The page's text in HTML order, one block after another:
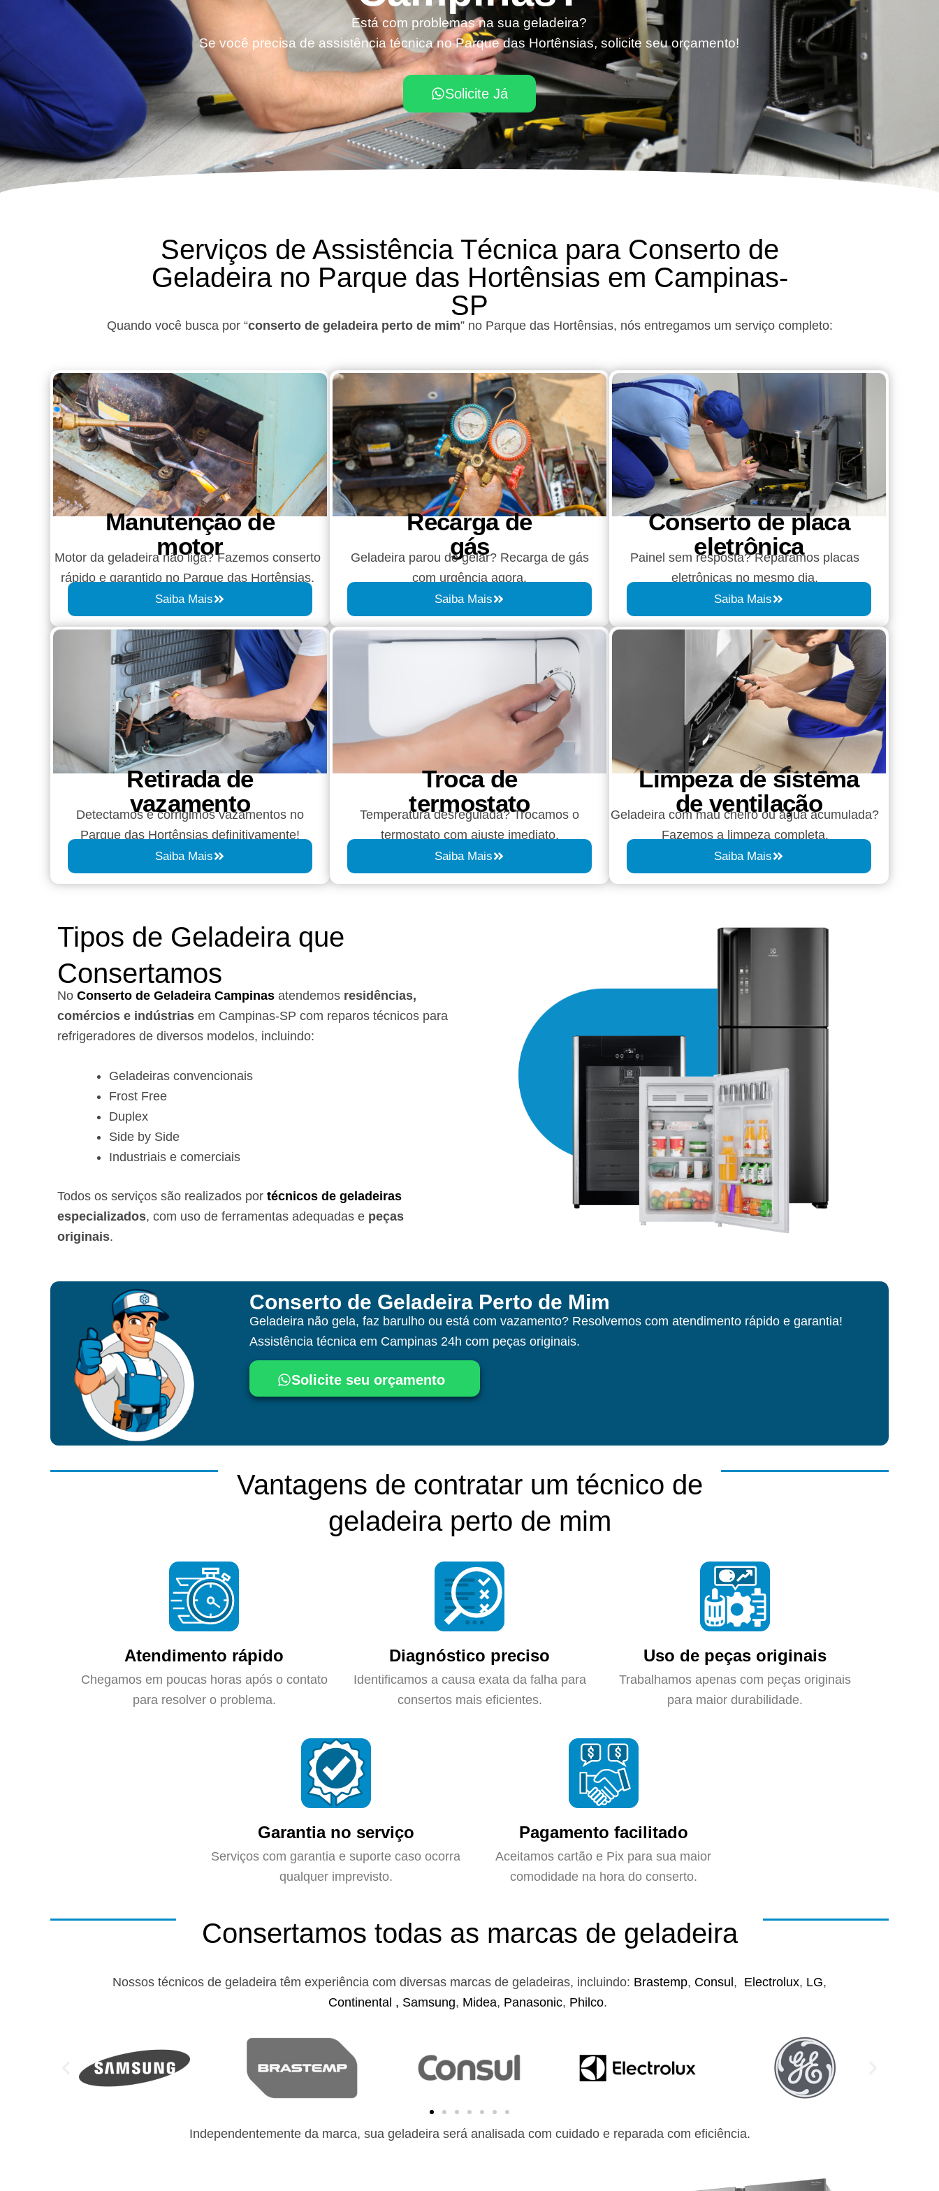
Está com problemas na sua geladeira?
Se você precisa de assistência técnica no Parque das Hortênsias, solicite seu orçamento!
Solicite Já
Serviços de Assistência Técnica para Conserto de
Geladeira no Parque das Hortênsias em Campinas-
SP
Quando você busca por “conserto de geladeira perto de mim” no Parque das Hortênsias, nós entregamos um serviço completo:
Manutenção de
motor
Motor da geladeira não liga? Fazemos conserto
rápido e garantido no Parque das Hortênsias.
Saiba Mais
Recarga de
gás
Geladeira parou de gelar? Recarga de gás
com urgência agora.
Saiba Mais
Conserto de placa
eletrônica
Painel sem resposta? Reparamos placas
eletrônicas no mesmo dia.
Saiba Mais
Retirada de
vazamento​​
Detectamos e corrigimos vazamentos no
Parque das Hortênsias definitivamente!
Saiba Mais
Troca de
termostato
Temperatura desregulada? Trocamos o
termostato com ajuste imediato.
Saiba Mais
Limpeza de sistema
de ventilação
Geladeira com mau cheiro ou água acumulada?
Fazemos a limpeza completa.
Saiba Mais
Tipos de Geladeira que
Consertamos
No Conserto de Geladeira Campinas atendemos residências,
comércios e indústrias em Campinas-SP com reparos técnicos para
refrigeradores de diversos modelos, incluindo:
Geladeiras convencionais
Frost Free
Duplex
Side by Side
Industriais e comerciais
Todos os serviços são realizados por técnicos de geladeiras
especializados, com uso de ferramentas adequadas e peças
originais.
Conserto de Geladeira Perto de Mim
Geladeira não gela, faz barulho ou está com vazamento? Resolvemos com atendimento rápido e garantia!
Assistência técnica em Campinas 24h com peças originais.
Solicite seu orçamento
Vantagens de contratar um técnico de
geladeira perto de mim
Atendimento rápido
Chegamos em poucas horas após o contato
para resolver o problema.
Diagnóstico preciso
Identificamos a causa exata da falha para
consertos mais eficientes.
Uso de peças originais
Trabalhamos apenas com peças originais
para maior durabilidade.
Garantia no serviço
Serviços com garantia e suporte caso ocorra
qualquer imprevisto.
Pagamento facilitado
Aceitamos cartão e Pix para sua maior
comodidade na hora do conserto.
Consertamos todas as marcas de geladeira
Nossos técnicos de geladeira têm experiência com diversas marcas de geladeiras, incluindo: Brastemp, Consul , Electrolux, LG,
Continental , Samsung, Midea, Panasonic, Philco.
Independentemente da marca, sua geladeira será analisada com cuidado e reparada com eficiência.